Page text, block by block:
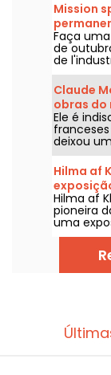
Mission
sciences
Faça
de
de
Claude
obras
na
Ele é
deixou
conosco
Hilma af
Hilma af
pioneira
uma
de maio
pelo
quase a
Pinturas